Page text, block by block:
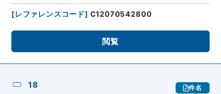
[レファレンスコード] C12070542800
閲覧
18 件名